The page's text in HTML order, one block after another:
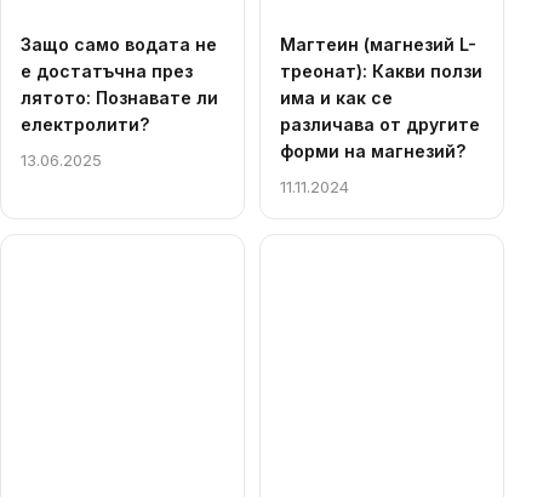
Защо само водата не
е достатъчна през
лятото: Познавате ли
електролити?
13.06.2025
Магтеин (магнезий L-
треонат): Какви ползи
има и как се
различава от другите
форми на магнезий?
11.11.2024